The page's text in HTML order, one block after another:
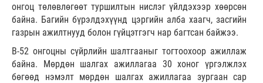
онгоц төлөвлөгөөт туршилтын нислэг үйлдэхээр хөөрсөн
байна. Багийн бүрэлдэхүүнд цэргийн алба хаагч, засгийн
газрын ажилтнууд болон гүйцэтгэгч нар багтсан байжээ.
В-52 онгоцны сүйрлийн шалтгааныг тогтоохоор ажиллаж
байна. Мөрдөн шалгах ажиллагаа 30 хоног үргэлжлэх
бөгөөд нэмэлт мөрдөн шалгах ажиллагаа зургаан сар